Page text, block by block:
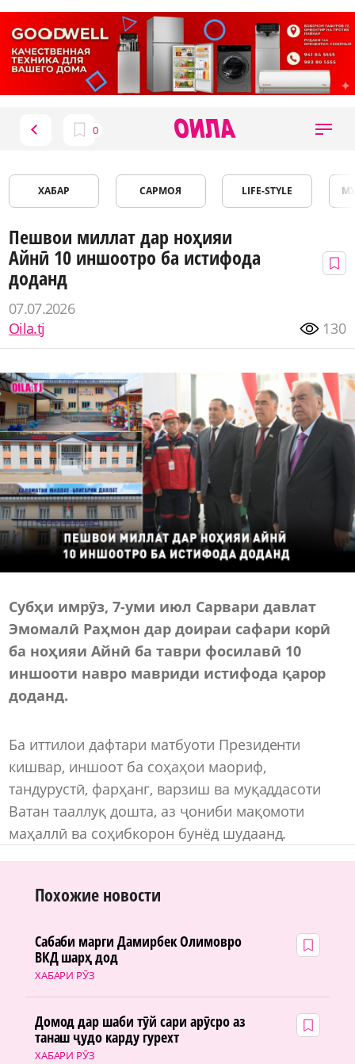
ХАБАР САРМОЯ LIFE-STYLE
Пешвои миллат дар ноҳияи
Айнӣ 10 иншоотро ба истифода
доданд
07.07.2026
Oila.tj
130
Субҳи имрӯз, 7-уми июл Сарвари давлат
Эмомалӣ Раҳмон дар доираи сафари корӣ
ба ноҳияи Айнӣ ба таври фосилавӣ 10
иншооти навро мавриди истифода қарор
доданд.
Ба иттилои дафтари матбуоти Президенти
кишвар, иншоот ба соҳаҳои маориф,
тандурустӣ, фарҳанг, варзиш ва муқаддасоти
Ватан тааллуқ дошта, аз ҷониби мақомоти
маҳаллӣ ва соҳибкорон бунёд шудаанд.
Похожие новости
ХАБАРИ РӮЗ
Сабаби марги Дамирбек Олимовро
ВКД шарҳ дод
ХАБАРИ РӮЗ
Домод дар шаби тӯй сари арӯсро аз
танаш ҷудо карду гурехт